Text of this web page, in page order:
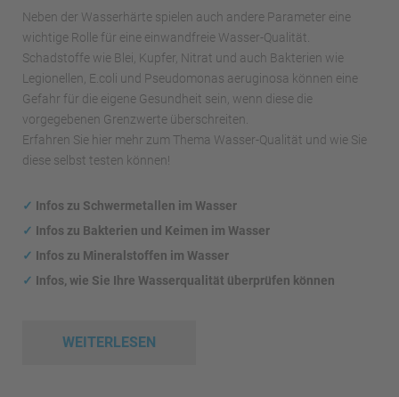
Neben der Wasserhärte spielen auch andere Parameter eine
wichtige Rolle für eine einwandfreie Wasser-Qualität.
Schadstoffe wie Blei, Kupfer, Nitrat und auch Bakterien wie
Legionellen, E.coli und Pseudomonas aeruginosa können eine
Gefahr für die eigene Gesundheit sein, wenn diese die
vorgegebenen Grenzwerte überschreiten.
Erfahren Sie hier mehr zum Thema Wasser-Qualität und wie Sie
diese selbst testen können!
✓ Infos zu Schwermetallen im Wasser
✓ Infos zu Bakterien und Keimen im Wasser
✓ Infos zu Mineralstoffen im Wasser
✓ Infos, wie Sie Ihre Wasserqualität überprüfen können
WEITERLESEN